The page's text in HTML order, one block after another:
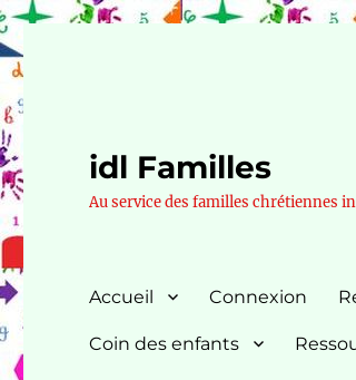
idl Familles
Au service des familles chrétiennes
Accueil Connexion
Coin des enfants